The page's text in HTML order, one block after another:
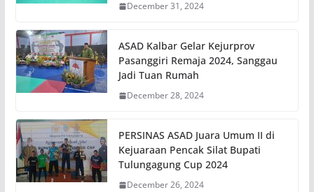
December 31, 2024
ASAD Kalbar Gelar Kejurprov
Pasanggiri Remaja 2024, Sanggau
Jadi Tuan Rumah
December 28, 2024
PERSINAS ASAD Juara Umum II di
Kejuaraan Pencak Silat Bupati
Tulungagung Cup 2024
December 26, 2024